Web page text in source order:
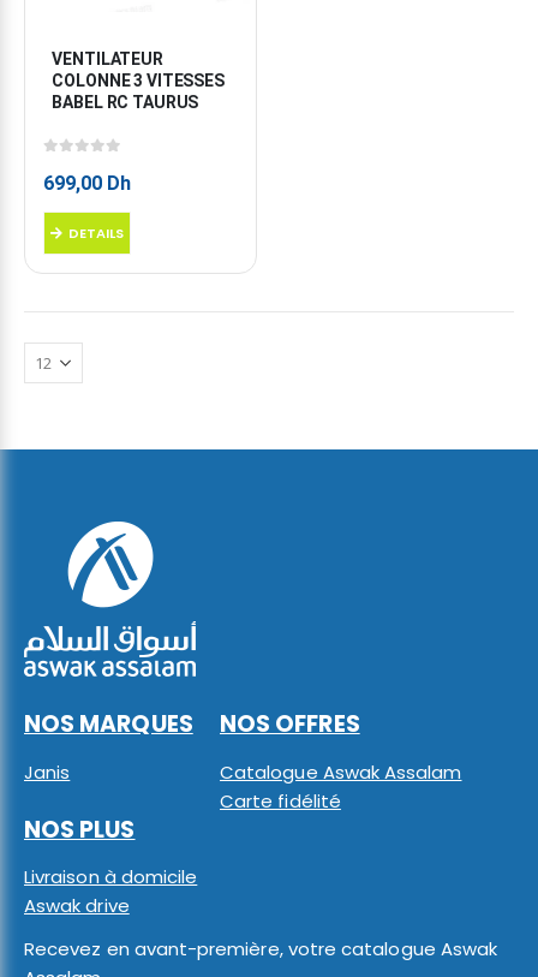
VENTILATEUR
COLONNE 3 VITESSES
BABEL RC TAURUS
699,00 Dh
DETAILS
NOS MARQUES
Janis
NOS OFFRES
Catalogue Aswak Assalam
Carte fidélité
NOS PLUS
Livraison à domicile
Aswak drive
Recevez en avant-première, votre catalogue Aswak